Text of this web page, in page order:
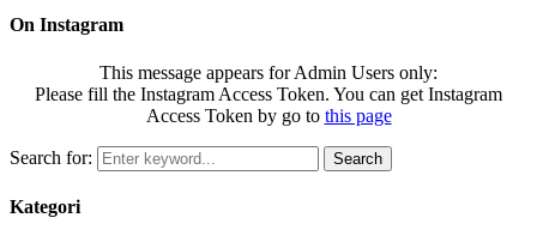
On Instagram
This message appears for Admin Users only:
Please fill the Instagram Access Token. You can get Instagram
Access Token by go to this page
Search for: Search
Kategori